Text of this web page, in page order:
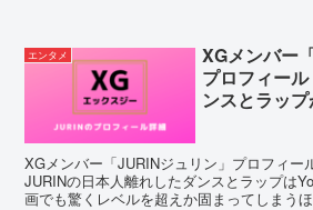
エンタメ
XGメンバー
プロフィー
ンスとラッ
XGメンバー「JURINジュリン」プロフィー
JURINの日本人離れしたダンスとラップは
画でも驚くレベルを超えか固まってしまう